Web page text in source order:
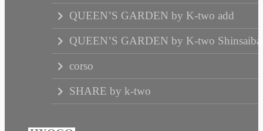
QUEEN’S GARDEN by K-two add
QUEEN’S GARDEN by K-two
corso
SHARE by k-two